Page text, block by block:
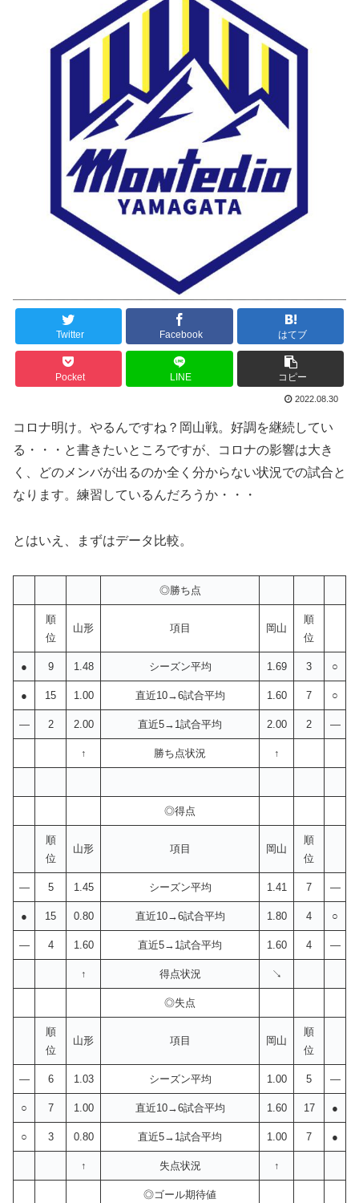
Twitter Facebook はてブ
Pocket LINE コピー
2022.08.30
コロナ明け。やるんですね？岡山戦。好調を継続してい
る・・・と書きたいところですが、コロナの影響は大き
く、どのメンバが出るのか全く分からない状況での試合と
なります。練習しているんだろうか・・・
とはいえ、まずはデータ比較。
◎勝ち点
順
位
山形 項目 岡山
順
位
● 9 1.48 シーズン平均 1.69 3 ○
● 15 1.00 直近10→6試合平均 1.60 7 ○
— 2 2.00 直近5→1試合平均 2.00 2 —
↑ 勝ち点状況 ↑
◎得点
順
位
山形 項目 岡山
順
位
— 5 1.45 シーズン平均 1.41 7 —
● 15 0.80 直近10→6試合平均 1.80 4 ○
— 4 1.60 直近5→1試合平均 1.60 4 —
↑ 得点状況 ↘
◎失点
順
位
山形 項目 岡山
順
位
— 6 1.03 シーズン平均 1.00 5 —
○ 7 1.00 直近10→6試合平均 1.60 17 ●
○ 3 0.80 直近5→1試合平均 1.00 7 ●
↑ 失点状況 ↑
◎ゴール期待値